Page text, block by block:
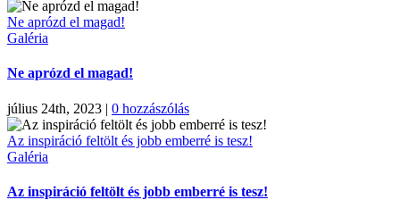
Ne aprózd el magad!
Galéria
Ne aprózd el magad!
július 24th, 2023 | 0 hozzászólás
Az inspiráció feltölt és jobb emberré is tesz!
Galéria
Az inspiráció feltölt és jobb emberré is tesz!